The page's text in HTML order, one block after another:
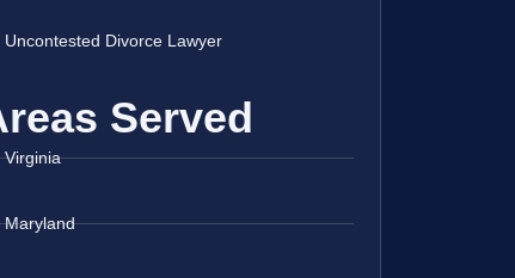
Uncontested Divorce Lawyer
Served
Virginia
Maryland